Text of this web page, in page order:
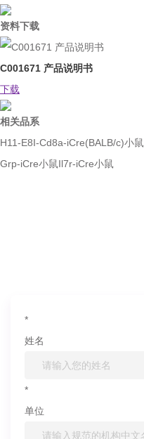
资料下载
C001671 产品说明书
下载
相关品系
H11-E8I-Cd8a-iCre(BALB/c)小鼠
Grp-iCre小鼠Il7r-iCre小鼠
*
姓名
*
单位